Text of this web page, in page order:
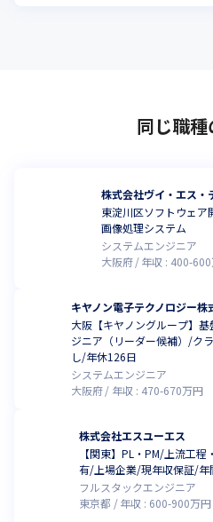
同じ職
株式会社ヴイ・エス・
東淀川区ソフトウェ
画像処理システム
システムエンジニア
大阪府
年収 : 400-600
キヤノン電子テクノロジー株
大阪【キヤノングループ】
ジニア（リーダー候補）/ク
し/年休126日
システムエンジニア
大阪府
年収 : 470-670万円
株式会社エスユーエス
【関東】PL・PM/上流工
有/上場企業/現年収保証/
フルスタックエンジニア
東京都
年収 : 600-900万円